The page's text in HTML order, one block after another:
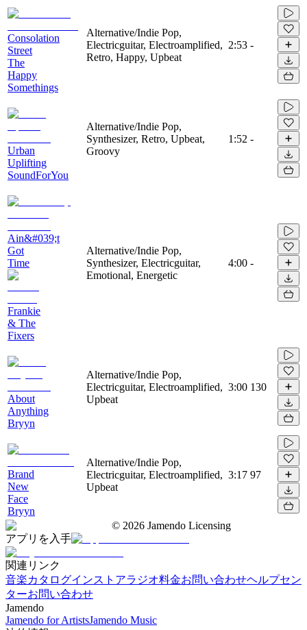
Consolation
Street
The
Happy
Somethings
Alternative/Indie Pop,
Electricguitar, Electroamplified,
Retro, Happy, Upbeat
2:53 -
Urban
Uplifting
SoundForYou
Alternative/Indie Pop,
Synthesizer, Retro, Upbeat,
Groovy
1:52 -
Ain&#039;t
Got
Time
Frankie
& The
Fixers
Alternative/Indie Pop,
Synthesizer, Electricguitar,
Emotional, Energetic
4:00 -
About
Anything
Bryyn
Alternative/Indie Pop,
Electricguitar, Electroamplified,
Upbeat
3:00 130
Brand
New
Face
Bryyn
Alternative/Indie Pop,
Electricguitar, Electroamplified,
Upbeat
3:17 97
© 2026 Jamendo Licensing
アプリを入手
関連リンク
音楽カタログインストアラジオ料金お問い合わせヘルプセン
ターお問い合わせ
Jamendo
Jamendo for ArtistsJamendo Music